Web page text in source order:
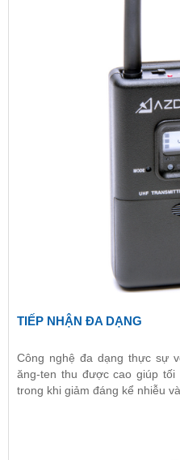
TIẾP NHẬN ĐA DẠNG
Công nghệ đa dạng thực sự
ăng-ten thu được cao giúp
trong khi giảm đáng kể nhiễu